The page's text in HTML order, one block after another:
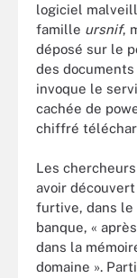
logiciel
famille ursnif,
déposé sur le
des documents
invoque le
cachée de
chiffré
Les
avoir
furtive, dans le
banque, «
dans la
domaine ».